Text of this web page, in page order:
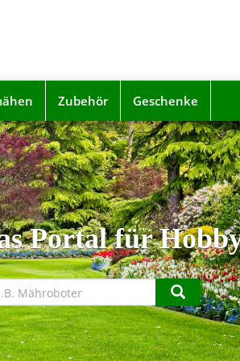
Zubehör Geschenke
Portal für